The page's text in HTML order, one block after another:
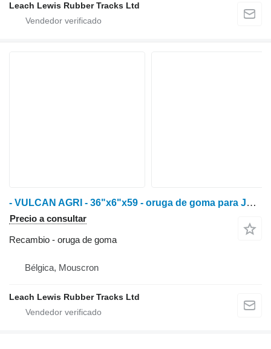
Leach Lewis Rubber Tracks Ltd
- VULCAN AGRI - 36"x6"x59 - oruga de goma para John Deere 8295RT / 8310RT / 8320RT / 8335RT / 8345RT / 8360RT / 8370RT tractor de cadenas
Precio a consultar
Recambio - oruga de goma
Bélgica, Mouscron
Leach Lewis Rubber Tracks Ltd